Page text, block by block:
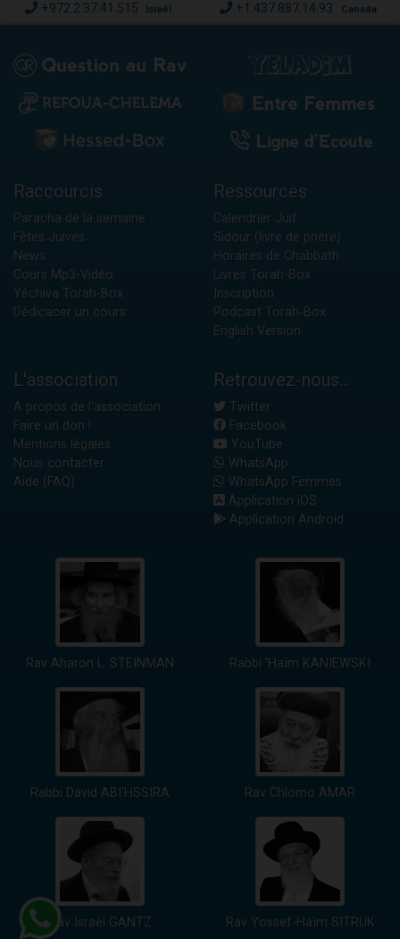
+972.2.37.41.515 Israël +1.437.887.14.93 Canada
Raccourcis
Paracha de la semaine
Fêtes Juives
News
Cours Mp3-Vidéo
Yéchiva Torah-Box
Dédicacer un cours
Ressources
Calendrier Juif
Sidour (livre de prière)
Horaires de Chabbath
Livres Torah-Box
Inscription
Podcast Torah-Box
English Version
L'association
A propos de l'association
Faire un don !
Mentions légales
Nous contacter
Aide (FAQ)
Retrouvez-nous...
Twitter
Facebook
YouTube
WhatsApp
WhatsApp Femmes
Application iOS
Application Android
Rav Aharon L. STEINMAN Rabbi 'Haïm KANIEWSKI
Rabbi David ABI'HSSIRA Rav Chlomo AMAR
Rav Israël GANTZ Rav Yossef-Haïm SITRUK